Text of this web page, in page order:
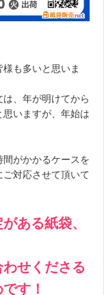
も多いと思いま
、年が明けてから
いますが、年始は
がかかるケースを
対応させて頂いて
ある紙袋、
せくださる
す！